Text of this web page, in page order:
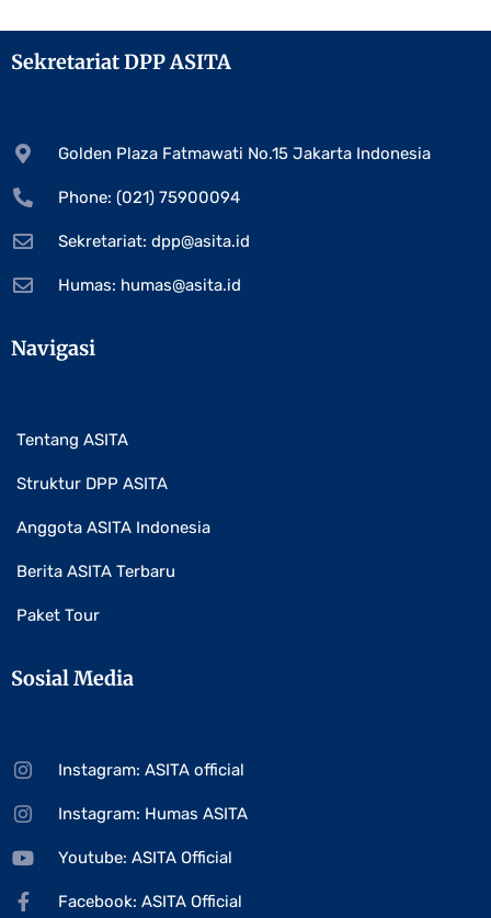
Sekretariat DPP ASITA
Golden Plaza Fatmawati No.15 Jakarta Indonesia
Phone: (021) 75900094
Sekretariat: dpp@asita.id
Humas: humas@asita.id
Navigasi
Tentang ASITA
Struktur DPP ASITA
Anggota ASITA Indonesia
Berita ASITA Terbaru
Paket Tour
Sosial Media
Instagram: ASITA official
Instagram: Humas ASITA
Youtube: ASITA Official
Facebook: ASITA Official